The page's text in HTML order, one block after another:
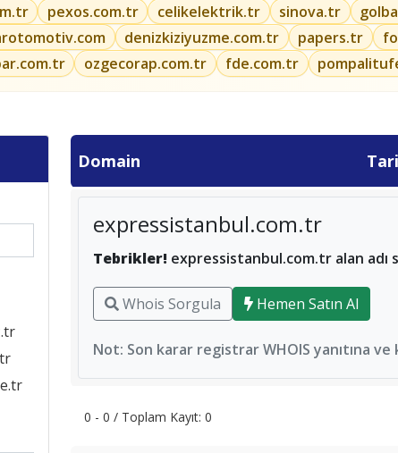
pexos.com.tr celikelektrik.tr sinova.tr
denizkiziyuzme.com.tr papers.tr
ozgecorap.com.tr fde.com.tr
Domain
expressistanbul.com.tr
Tebrikler! expressistanbul.com.tr alan adı
Whois Sorgula Hemen Satın Al
Not: Son karar registrar WHOIS yanıtına
0 - 0 / Toplam Kayıt: 0